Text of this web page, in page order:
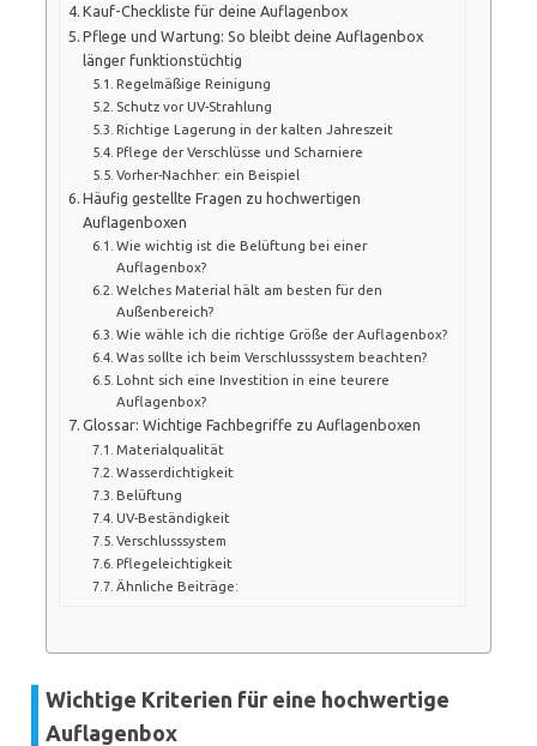
Kauf-Checkliste für deine Auflagenbox
Pflege und Wartung: So bleibt deine Auflagenbox
länger funktionstüchtig
Regelmäßige Reinigung
Schutz vor UV-Strahlung
Richtige Lagerung in der kalten Jahreszeit
Pflege der Verschlüsse und Scharniere
Vorher-Nachher: ein Beispiel
Häufig gestellte Fragen zu hochwertigen
Auflagenboxen
Wie wichtig ist die Belüftung bei einer
Auflagenbox?
Welches Material hält am besten für den
Außenbereich?
Wie wähle ich die richtige Größe der Auflagenbox?
Was sollte ich beim Verschlusssystem beachten?
Lohnt sich eine Investition in eine teurere
Auflagenbox?
Glossar: Wichtige Fachbegriffe zu Auflagenboxen
Materialqualität
Wasserdichtigkeit
Belüftung
UV-Beständigkeit
Verschlusssystem
Pflegeleichtigkeit
Ähnliche Beiträge:
Wichtige Kriterien für eine hochwertige
Auflagenbox